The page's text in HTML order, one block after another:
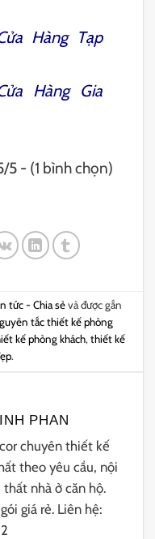
Hàng Tạp
Hàng Gia
5 - (1 bình chọn)
tức - Chia sẻvà được gắn
tắc thiết kế phòng
kế phòng khách,thiết kế
.
PHAN
chuyên thiết kế
theo yêu cầu, nội
nhà ở căn hộ.
giá rẻ. Liên hệ: